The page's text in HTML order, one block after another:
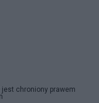
jest chroniony prawem